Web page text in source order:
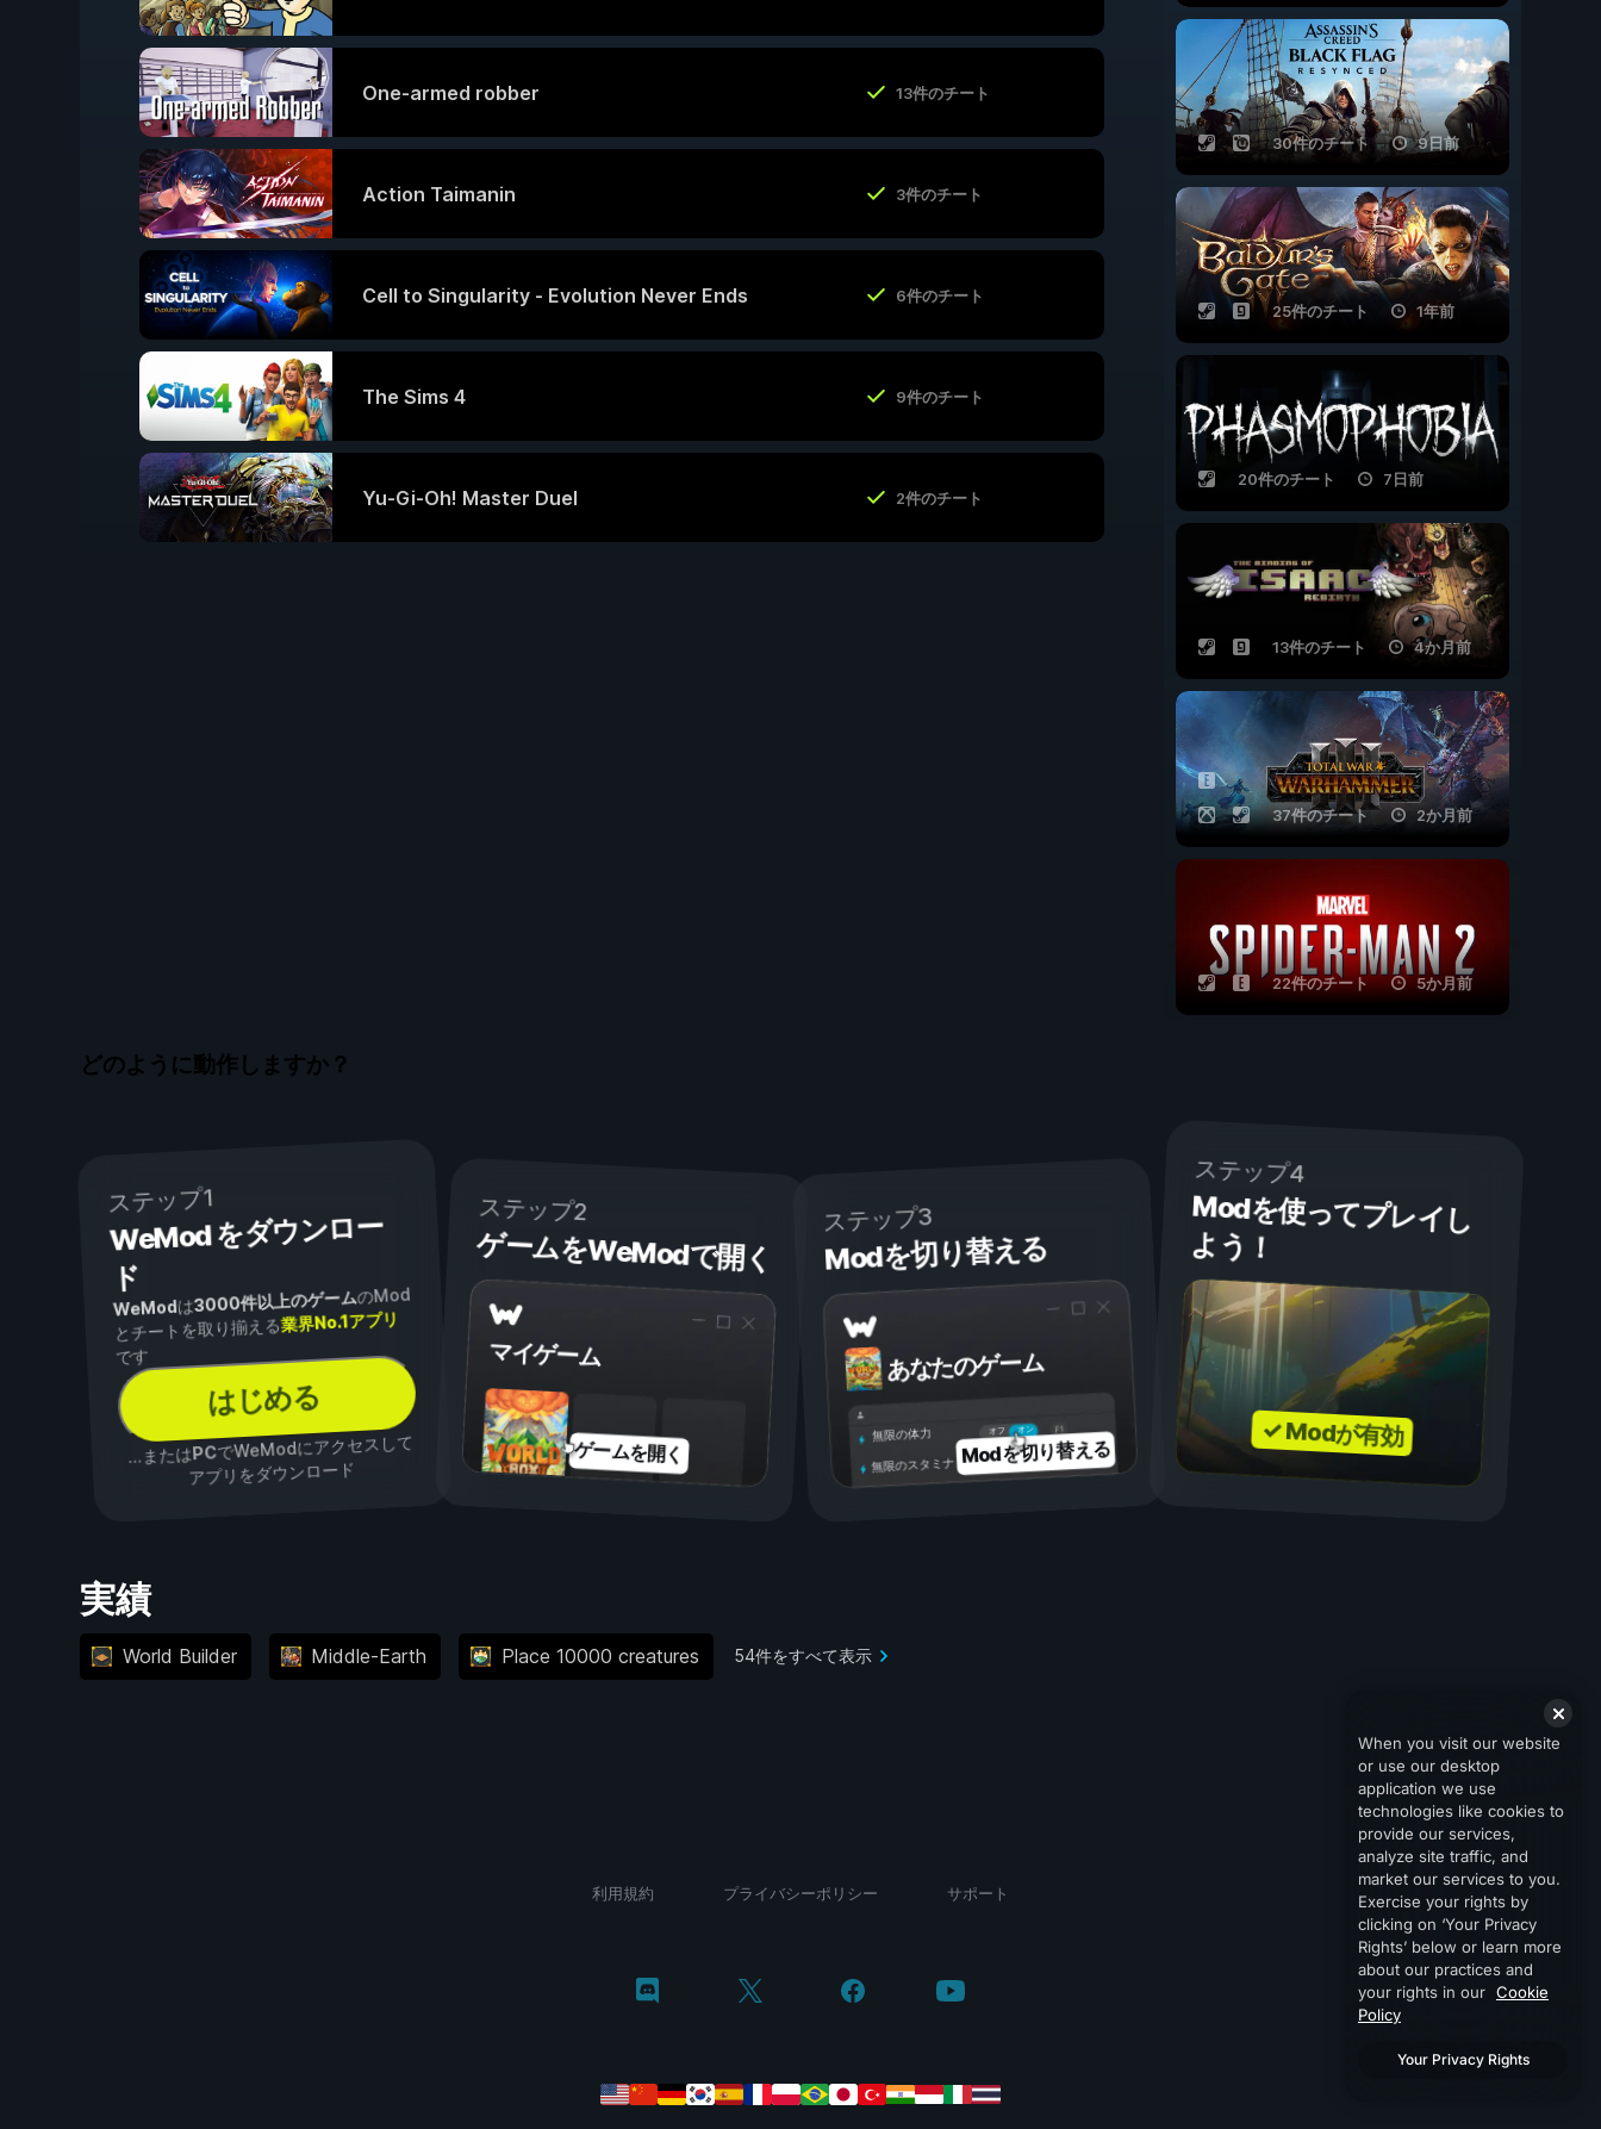
One-armed robber 13件のチート
Action Taimanin 3件のチート
Cell to Singularity - Evolution Never Ends 6件のチート
The Sims 4 9件のチート
Yu-Gi-Oh! Master Duel 2件のチート
30件のチート 9日前
25件のチート 1年前
20件のチート 7日前
13件のチート 4か月前
37件のチート 2か月前
22件のチート 5か月前
どのように動作しますか？
ステップ1
WeMod をダウンロー
ド
WeModは3000件以上のゲームのMod
とチートを取り揃える業界No.1アプリ
です
はじめる
...またはPCでWeModにアクセスして
アプリをダウンロード
ステップ2
ゲームをWeModで開く
マイゲーム
ゲームを開く
ステップ3
Modを切り替える
あなたのゲーム
オン
オフ
無限の体力
無限のスタミナ Modを切り替える
ステップ4
Modを使ってプレイし
よう！
✓ Modが有効
実績
World Builder Middle-Earth Place 10000 creatures 54件をすべて表示
利用規約 プライバシーポリシー サポート
When you visit our website
or use our desktop
application we use
technologies like cookies to
provide our services,
analyze site traffic, and
market our services to you.
Exercise your rights by
clicking on ‘Your Privacy
Rights’ below or learn more
about our practices and
your rights in our Cookie
Policy
Your Privacy Rights